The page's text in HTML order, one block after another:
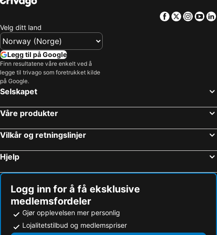
Norway Cup
Jessheim Storsenter
Bjerke
Frogner
Oslo Spektrum
Langedrag Naturpark
Storo Storsenter
Alna
Karl-Johansgate
Oslofjorden
Rockefeller Music Hal
Hovden Alpinsenter
National Theatre
Lønstrup
Drammen Togstasjon
Byporten
Ullern
Golsfjellet
Den Norske Opera og Ballett
Bislett Games
Fredriksten Festning
Facebook
Twitter
Velg ditt land
Legg til på Google
Finn resultatene våre enkelt ved å
legge til trivago som foretrukket kilde
på Google.
Selskapet
Våre produkter
Vilkår og retningslinjer
Hjelp
Logg inn for å få eksklusive
medlemsfordeler
Gjør opplevelsen mer personlig
Lojalitetstilbud og medlemspriser